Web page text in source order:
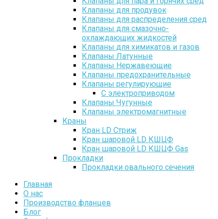
Клапаны для продувок
Клапаны для распределения сред
Клапаны для смазочно-
охлаждающих жидкостей
Клапаны для химикатов и газов
Клапаны Латунные
Клапаны Нержавеющие
Клапаны предохранительные
Клапаны регулирующие
С электроприводом
Клапаны Чугунные
Клапаны электромагнитные
Краны
Кран LD Стриж
Кран шаровой LD КШЦФ
Кран шаровой LD КШЦФ Gas
Прокладки
Прокладки овального сечения
Главная
О нас
Производство фланцев
Блог